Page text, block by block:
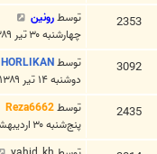
2353 توسطرونین
چهارشنبه ۳۰ تیر ۱۳۸۹, ۶:۴۸ ب.ظ
3092 توسطHORLIKAN
دوشنبه ۱۴ تیر ۱۳۸۹, ۸:۳۶ ب.ظ
2435 توسطReza6662
پنج‌شنبه ۳۰ اردیبهشت ۱۳۸۹, ۱۱:۰۷ ق.ظ